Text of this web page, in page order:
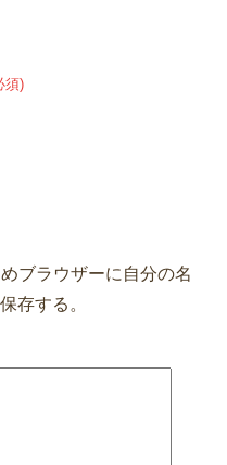
須)
ブラウザーに自分の名
存する。